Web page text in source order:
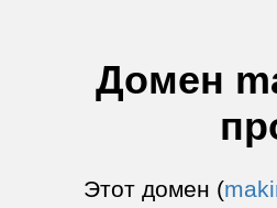
Домен
Этот домен (